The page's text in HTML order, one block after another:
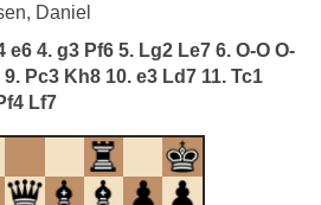
Daniel
e6 4. g3 Pf6 5. Lg2 Le7 6. O-O O-
Pc3 Kh8 10. e3 Ld7 11. Tc1
Lf7